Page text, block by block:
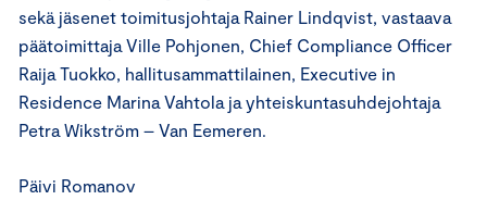
sekä jäsenet toimitusjohtaja Rainer Lindqvist, vastaava
päätoimittaja Ville Pohjonen, Chief Compliance Officer
Raija Tuokko, hallitusammattilainen, Executive in
Residence Marina Vahtola ja yhteiskuntasuhdejohtaja
Petra Wikström – Van Eemeren.
Päivi Romanov